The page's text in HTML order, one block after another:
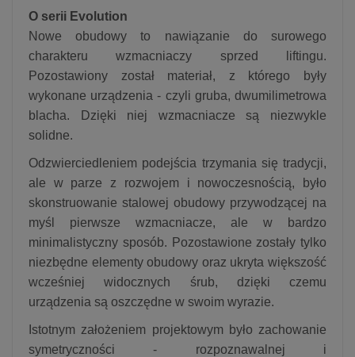
O serii Evolution
Nowe obudowy to nawiązanie do surowego
charakteru wzmacniaczy sprzed liftingu.
Pozostawiony został materiał, z którego były
wykonane urządzenia - czyli gruba, dwumilimetrowa
blacha. Dzięki niej wzmacniacze są niezwykle
solidne.
Odzwierciedleniem podejścia trzymania się tradycji,
ale w parze z rozwojem i nowoczesnością, było
skonstruowanie stalowej obudowy przywodzącej na
myśl pierwsze wzmacniacze, ale w bardzo
minimalistyczny sposób. Pozostawione zostały tylko
niezbędne elementy obudowy oraz ukryta większość
wcześniej widocznych śrub, dzięki czemu
urządzenia są oszczędne w swoim wyrazie.
Istotnym założeniem projektowym było zachowanie
symetryczności - rozpoznawalnej i